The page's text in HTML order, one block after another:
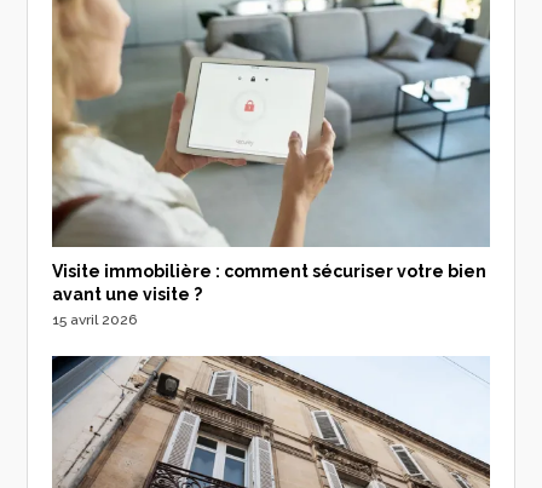
Visite immobilière : comment sécuriser votre bien
avant une visite ?
15 avril 2026